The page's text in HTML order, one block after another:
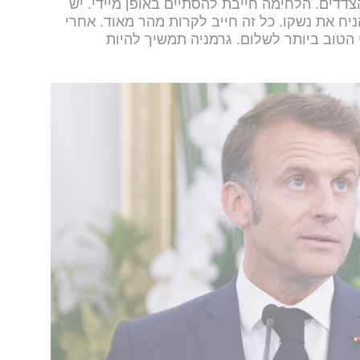
הלחימה חייבת להסתיים באופן מיידי. יש
את נשקו. כל זה חייב לקרות מהר מאוד. אחרי
ביותר לשלום. גרמניה תמשיך להיות